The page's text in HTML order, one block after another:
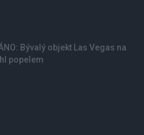
Bývalý objekt Las Vegas na
popelem